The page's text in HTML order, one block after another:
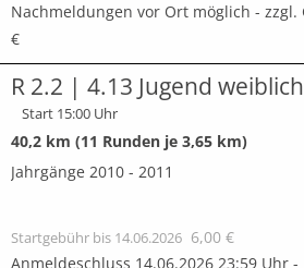
Nachmeldungen vor Ort möglich - zzgl.
€
R 2.2 | 4.13 Jugend
Start 15:00 Uhr
40,2 km (11 Runden je 3,65 km)
Jahrgänge 2010 - 2011
Startgebühr bis 14.06.2026 6,00 €
Anmeldeschluss 14.06.2026 23:59 Uhr -